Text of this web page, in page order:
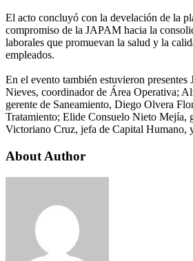
El acto concluyó con la develación de la
compromiso de la JAPAM hacia la
laborales que promuevan la salud y la
empleados.
En el evento también estuvieron
Nieves, coordinador de Área Operativa;
gerente de Saneamiento, Diego Olvera
Tratamiento; Elide Consuelo Nieto Mejía,
Victoriano Cruz, jefa de Capital Humano,
About Author